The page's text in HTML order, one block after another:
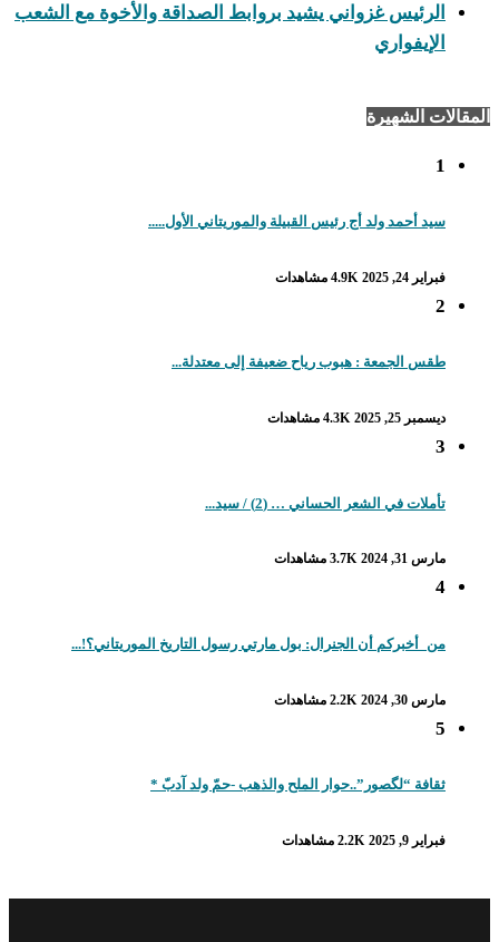
الرئيس غزواني يشيد بروابط الصداقة والأخوة مع الشعب
الإيفواري
المقالات الشهيرة
1
سيد أحمد ولد أج رئيس القبيلة والموريتاني الأول.....
فبراير 24, 2025 4.9K مشاهدات
2
طقس الجمعة : هبوب رياح ضعيفة إلى معتدلة...
ديسمبر 25, 2025 4.3K مشاهدات
3
تأملات في الشعر الحساني … (2) / سيد...
مارس 31, 2024 3.7K مشاهدات
4
من_أخبركم أن الجنرال: بول مارتي رسول التاريخ الموريتاني؟!...
مارس 30, 2024 2.2K مشاهدات
5
ثقافة “لگصور”..حوار الملح والذهب -حمّ ولد آدبّ *
فبراير 9, 2025 2.2K مشاهدات